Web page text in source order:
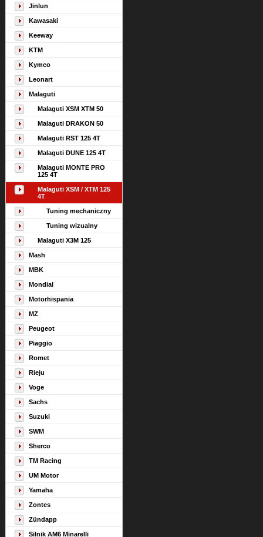
Jinlun
Kawasaki
Keeway
KTM
Kymco
Leonart
Malaguti
Malaguti XSM XTM 50
Malaguti DRAKON 50
Malaguti RST 125 4T
Malaguti DUNE 125 4T
Malaguti MONTE PRO
125 4T
Malaguti XSM / XTM 125
4T
Tuning mechaniczny
Tuning wizualny
Malaguti X3M 125
Mash
MBK
Mondial
Motorhispania
MZ
Peugeot
Piaggio
Romet
Rieju
Voge
Sachs
Suzuki
SWM
Sherco
TM Racing
UM Motor
Yamaha
Zontes
Zündapp
Silnik AM6 Minarelli